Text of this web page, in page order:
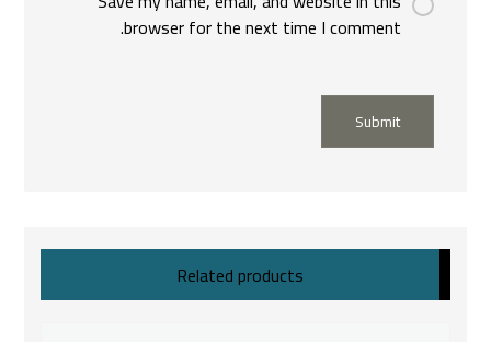
browser for the next time I comment.
Submit
Related products